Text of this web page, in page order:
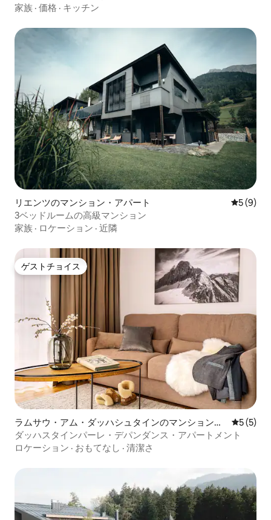
家族 · 価格 · キッチン
リエンツのマンション・アパート レビュー
5 (9)
3ベッドルームの高級マンション
家族 · ロケーション · 近隣
ゲストチョイス
ゲストチョイス
ラムサウ・アム・ダッハシュタインのマンション・
アパート
レビュー
5 (5)
ダッハスタインパーレ・デパンダンス・アパートメント
ロケーション · おもてなし · 清潔さ